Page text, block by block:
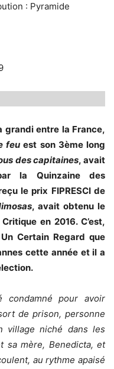
: Pyramide
grandi entre la France,
feu est son 3ème long
des capitaines, avait
la Quinzaine des
le prix FIPRESCI de
, avait obtenu le
en 2016. C’est,
Certain Regard que
cette année et il a
pour avoir
de prison, personne
village niché dans les
sa mère, Benedicta, et
au rythme apaisé